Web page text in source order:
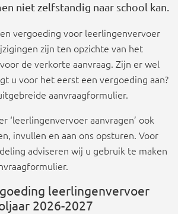
niet zelfstandig naar school kan.
vergoeding voor leerlingenvervoer
zijn ten opzichte van het
de verkorte aanvraag. Zijn er wel
u voor het eerst een vergoeding aan?
aanvraagformulier.
‘leerlingenvervoer aanvragen’ ook
invullen en aan ons opsturen. Voor
adviseren wij u gebruik te maken
leerlingenvervoer
2026-2027